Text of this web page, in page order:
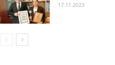
17.11.2023